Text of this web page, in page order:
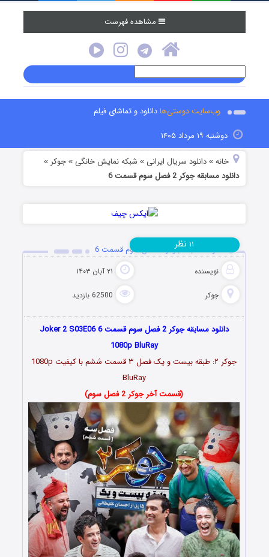
مشاهده فهرست
وب‌سایت دوستی‌هادانلود و تماشای فیلم
دوشنبه ۱۹ مرداد ۱۴۰۵
خانه »دانلود سریال ایرانی » شبکه نمایش خانگی »جوکر »
دانلود مسابقه جوکر 2 فصل سوم قسمت 6
دانلود مسابقه جوکر 2 فصل سوم قسمت 6
نویسنده ۲۱ آبان ۱۴۰۳
جوکر 62500 بازدید
۱۱ نظر
دانلود مسابقه جوکر 2 فصل سوم قسمت 6 Joker 2 S03E06
1080p BluRay
جوکر ۲: طبقه بیست و یک فصل ۳ قسمت ششم با کیفیت 1080p
BluRay
(قسمت آخر جوکر 2 فصل سوم)